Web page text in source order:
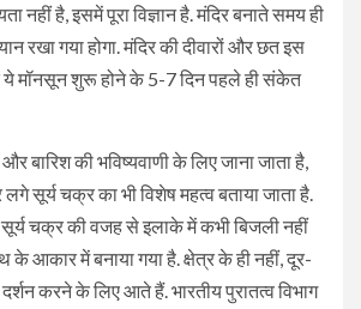
नहीं है, इसमें पूरा विज्ञान है. मंदिर बनाते समय ही
रखा गया होगा. मंदिर की दीवारों और छत इस
ये मॉनसून शुरू होने के 5-7 दिन पहले ही संकेत
बारिश की भविष्यवाणी के लिए जाना जाता है,
सूर्य चक्र का भी विशेष महत्व बताया जाता है.
सूर्य चक्र की वजह से इलाके में कभी बिजली नहीं
के आकार में बनाया गया है. क्षेत्र के ही नहीं, दूर-
करने के लिए आते हैं. भारतीय पुरातत्व विभाग